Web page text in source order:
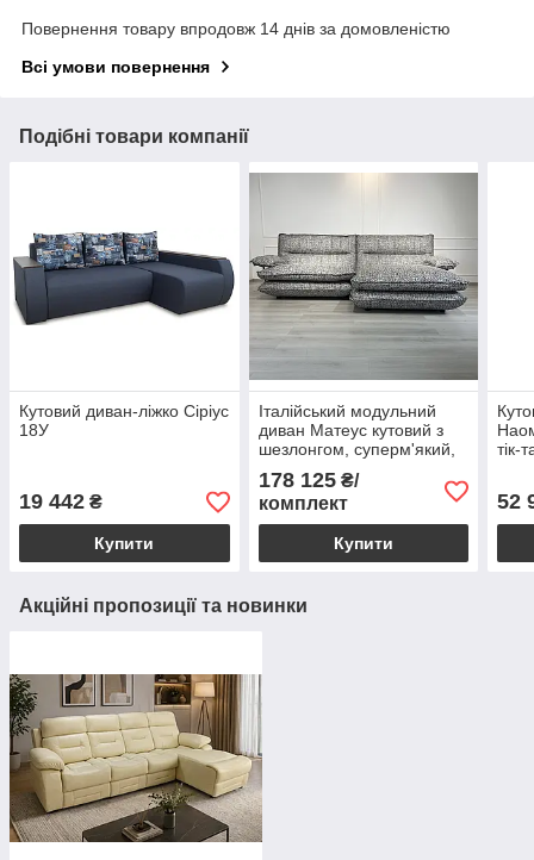
Повернення товару впродовж 14 днів за домовленістю
Всі умови повернення
Подібні товари компанії
Кутовий диван-ліжко Сіріус
18У
19 442 ₴
Купити
Італійський модульний
диван Матеус кутовий з
шезлонгом, суперм'який,
висока спинка
178 125₴/
комплект
Купити
тік-
52
Акційні пропозиції та новинки